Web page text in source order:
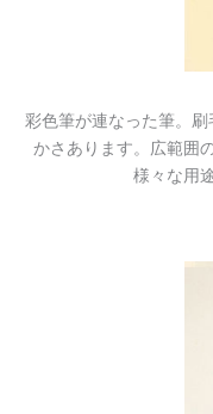
彩色筆が連なった筆。
かさあります。広範囲
様々な用